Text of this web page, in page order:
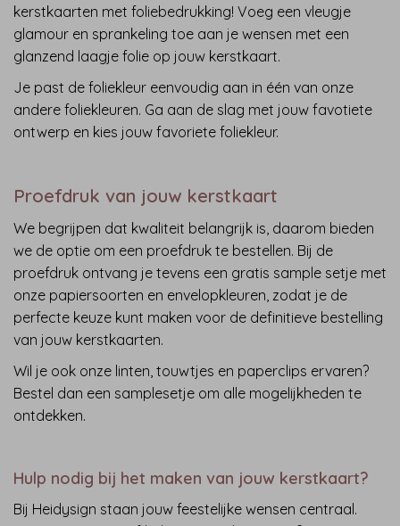
kerstkaarten met foliebedrukking! Voeg een vleugje
glamour en sprankeling toe aan je wensen met een
glanzend laagje folie op jouw kerstkaart.
Je past de foliekleur eenvoudig aan in één van onze
andere foliekleuren. Ga aan de slag met jouw favotiete
ontwerp en kies jouw favoriete foliekleur.
Proefdruk van jouw kerstkaart
We begrijpen dat kwaliteit belangrijk is, daarom bieden
we de optie om een proefdruk te bestellen. Bij de
proefdruk ontvang je tevens een gratis sample setje met
onze papiersoorten en envelopkleuren, zodat je de
perfecte keuze kunt maken voor de definitieve bestelling
van jouw kerstkaarten.
Wil je ook onze linten, touwtjes en paperclips ervaren?
Bestel dan een samplesetje om alle mogelijkheden te
ontdekken.
Hulp nodig bij het maken van jouw kerstkaart?
Bij Heidysign staan jouw feestelijke wensen centraal.